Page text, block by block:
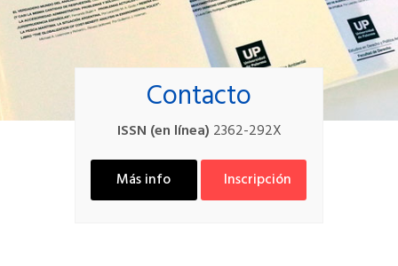
Contacto
ISSN (en línea) 2362-292X
Más info Inscripción